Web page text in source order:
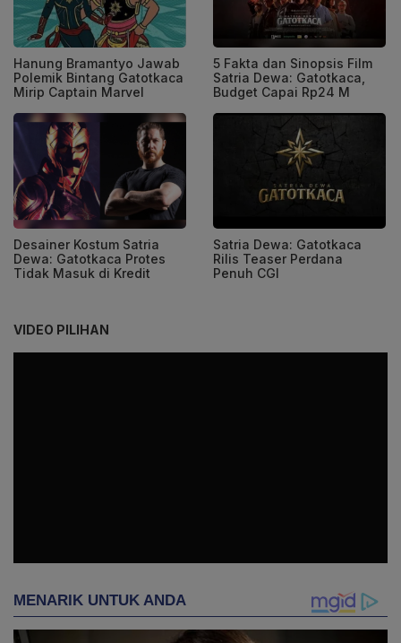
Hanung Bramantyo Jawab
Polemik Bintang Gatotkaca
Mirip Captain Marvel
5 Fakta dan Sinopsis Film
Satria Dewa: Gatotkaca,
Budget Capai Rp24 M
Desainer Kostum Satria
Dewa: Gatotkaca Protes
Tidak Masuk di Kredit
Satria Dewa: Gatotkaca
Rilis Teaser Perdana
Penuh CGI
VIDEO PILIHAN